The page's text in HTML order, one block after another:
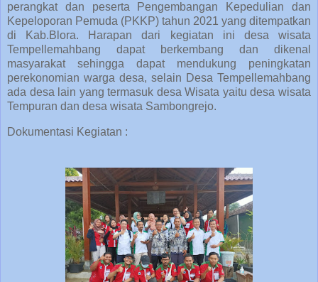
perangkat dan peserta Pengembangan Kepedulian dan
Kepeloporan Pemuda (PKKP) tahun 2021 yang ditempatkan
di Kab.Blora. Harapan dari kegiatan ini desa wisata
Tempellemahbang dapat berkembang dan dikenal
masyarakat sehingga dapat mendukung peningkatan
perekonomian warga desa, selain Desa Tempellemahbang
ada desa lain yang termasuk desa Wisata yaitu desa wisata
Tempuran dan desa wisata Sambongrejo.
Dokumentasi Kegiatan :